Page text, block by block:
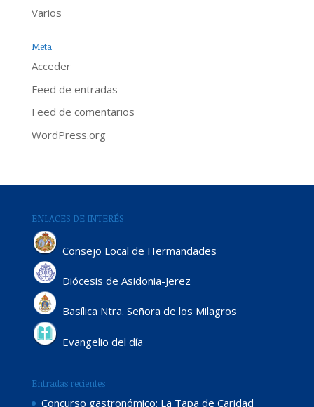
Varios
Meta
Acceder
Feed de entradas
Feed de comentarios
WordPress.org
ENLACES DE INTERÉS
Consejo Local de Hermandades
Diócesis de Asidonia-Jerez
Basílica Ntra. Señora de los Milagros
Evangelio del día
Entradas recientes
Concurso gastronómico: La Tapa de Caridad